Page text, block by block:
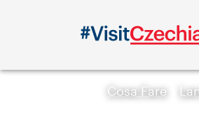
Cosa Fare